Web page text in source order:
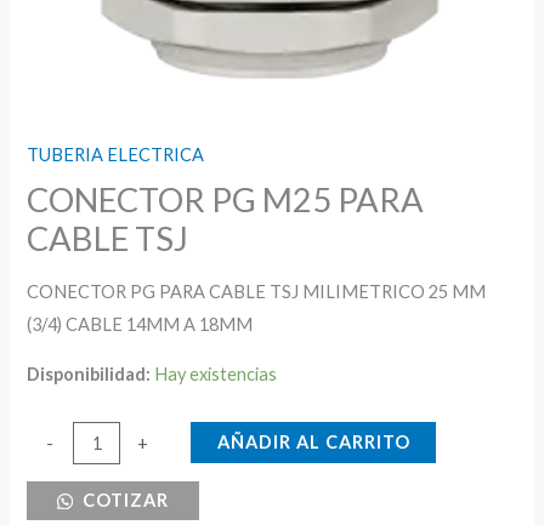
TUBERIA ELECTRICA
CONECTOR PG M25 PARA
CABLE TSJ
CONECTOR PG PARA CABLE TSJ MILIMETRICO 25 MM
(3/4) CABLE 14MM A 18MM
Disponibilidad: Hay existencias
-
CONECTOR
M25
+ AÑADIR AL CARRITO
COTIZAR